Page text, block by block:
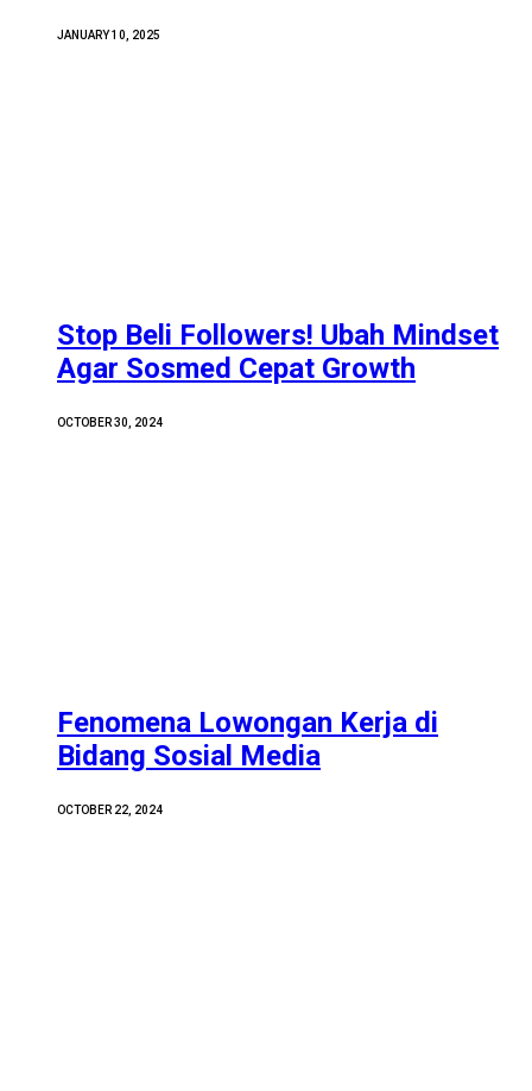
JANUARY 10, 2025
Stop Beli Followers! Ubah Mindset
Agar Sosmed Cepat Growth
OCTOBER 30, 2024
Fenomena Lowongan Kerja di
Bidang Sosial Media
OCTOBER 22, 2024